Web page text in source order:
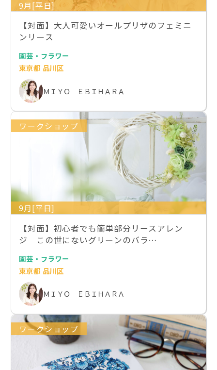
9月[平日]
【対面】大人可愛いオールプリザのフェミニ
ンリース
園芸・フラワー
東京都 品川区
ＭＩＹＯ ＥＢＩＨＡＲＡ
ワークショップ
9月[平日]
【対面】初心者でも簡単部分リースアレン
ジ この世にないグリーンのバラ…
園芸・フラワー
東京都 品川区
ＭＩＹＯ ＥＢＩＨＡＲＡ
ワークショップ